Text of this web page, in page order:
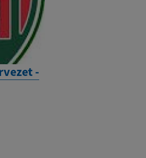
-